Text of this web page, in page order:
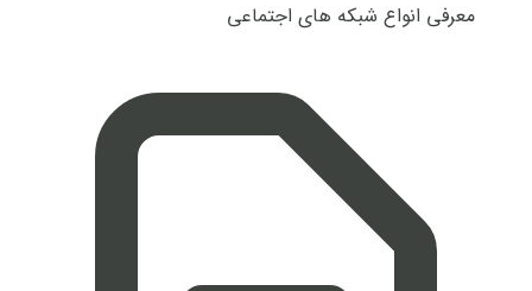
معرفی انواع شبکه های اجتماعی